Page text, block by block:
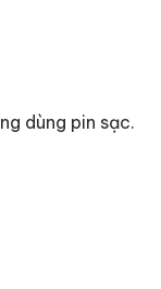
dùng pin sạc.